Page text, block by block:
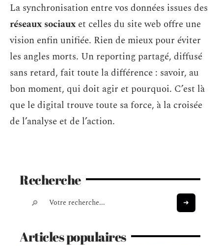
La synchronisation entre vos données issues des
réseaux sociaux et celles du site web offre une
vision enfin unifiée. Rien de mieux pour éviter
les angles morts. Un reporting partagé, diffusé
sans retard, fait toute la différence : savoir, au
bon moment, qui doit agir et pourquoi. C’est là
que le digital trouve toute sa force, à la croisée
de l’analyse et de l’action.
Recherche
Articles populaires